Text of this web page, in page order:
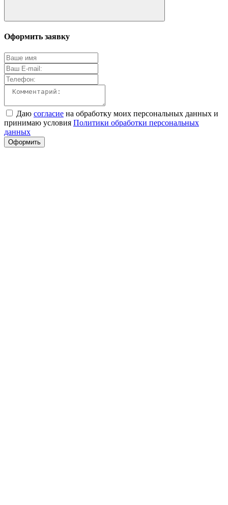
Оформить заявку
Даю согласие на обработку моих персональных данных и
принимаю условия Политики обработки персональных
данных
Оформить